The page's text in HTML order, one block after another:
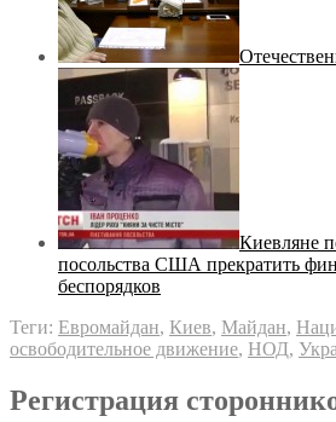
Киевляне
посольства США прекратить
беспорядков
Теги: Евромайдан, Киев, Майдан,
освободительное движение, НОД,
Регистрация